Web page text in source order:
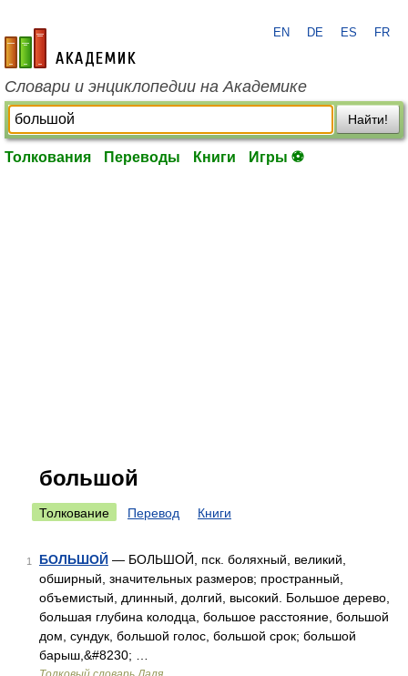
academic.ru
EN DE ES FR
Словари и энциклопедии на Академике
Найти!
Толкования Переводы Книги Игры ⚽
большой
Толкование Перевод Книги
1 БОЛЬШОЙ — БОЛЬШОЙ, пск. боляхный, великий,
обширный, значительных размеров; пространный,
объемистый, длинный, долгий, высокий. Большое дерево,
большая глубина колодца, большое расстояние, большой
дом, сундук, большой голос, большой срок; большой
барыш,&#8230; …